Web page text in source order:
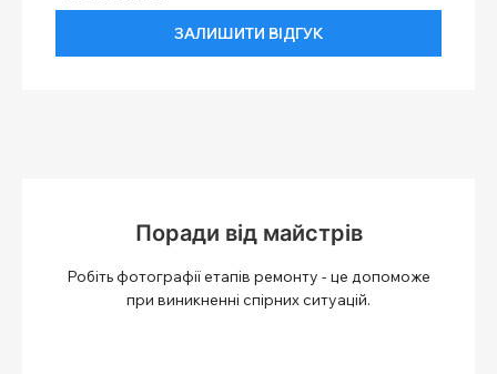
ЗАЛИШИТИ ВІДГУК
Поради від майстрів
Робіть фотографії етапів ремонту - це допоможе
при виникненні спірних ситуацій.